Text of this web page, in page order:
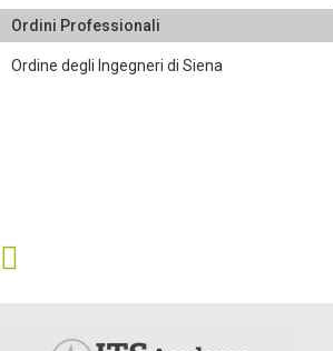
Ordini Professionali
Ordine degli Ingegneri di Siena